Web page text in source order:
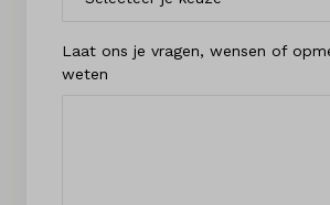
Laat ons je vragen, wensen of
weten